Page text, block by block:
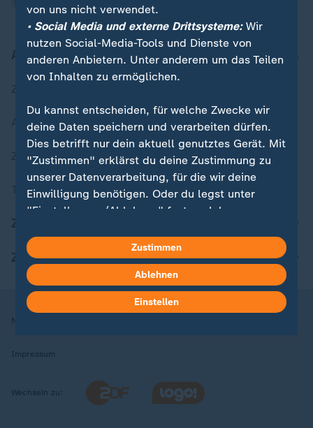
Aktuell bei ZDFheute
Aktuelle Sendungs-Videos
ZDFheute Stories
Themen im Überblick
ZDFheute Apps
Nutzungsbedingungen
Impressum
Wechseln zu:
von uns nicht verwendet.
• Social Media und externe Drittsysteme:Wir
nutzen Social-Media-Tools und Dienste von
anderen Anbietern. Unter anderem um das Teilen
von Inhalten zu ermöglichen.
Du kannst entscheiden, für welche Zwecke wir
deine Daten speichern und verarbeiten dürfen.
Dies betrifft nur dein aktuell genutztes Gerät. Mit
"Zustimmen" erklärst du deine Zustimmung zu
unserer Datenverarbeitung, für die wir deine
Einwilligung benötigen. Oder du legst unter
"Einstellungen/Ablehnen" fest, welchen
welchen nicht. Deine Datenschutzeinstellungen
kannst du jederzeit mit Wirkung für die Zukunft
in deinen Einstellungen widerrufen oder ändern.
Hier findest du das Impressum.
Zustimmen
Ablehnen
Einstellen